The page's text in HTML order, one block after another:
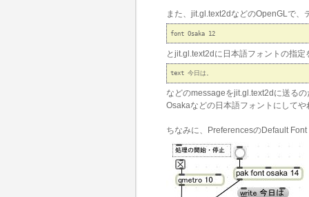
また、jit.gl.text2dなどのOpenGLで
とjit.gl.text2dに日本語フォントの指定
などのmessageをjit.gl.text2dに送る
Osakaなどの日本語フォントにしてや
ちなみに、PreferencesのDefault